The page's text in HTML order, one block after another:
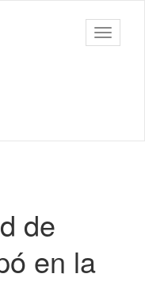
barra
de
en la